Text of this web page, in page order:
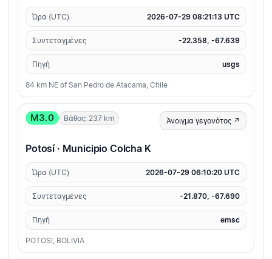
Ώρα (UTC) 2026-07-29 08:21:13 UTC
Συντεταγμένες -22.358, -67.639
Πηγή usgs
84 km NE of San Pedro de Atacama, Chile
M3.0 Βάθος: 237 km Άνοιγμα γεγονότος ↗
Potosí · Municipio Colcha K
Ώρα (UTC) 2026-07-29 06:10:20 UTC
Συντεταγμένες -21.870, -67.690
Πηγή emsc
POTOSI, BOLIVIA